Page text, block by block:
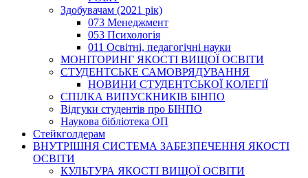
Здобувачам (2021 рік)
073 Менеджмент
053 Психологія
011 Освітні, педагогічні науки
МОНІТОРИНГ ЯКОСТІ ВИЩОЇ ОСВІТИ
СТУДЕНТСЬКЕ САМОВРЯДУВАННЯ
НОВИНИ СТУДЕНТСЬКОЇ КОЛЕГІЇ
СПІЛКА ВИПУСКНИКІВ БІНПО
Відгуки студентів про БІНПО
Наукова бібліотека ОП
Стейкголдерам
ВНУТРІШНЯ СИСТЕМА ЗАБЕЗПЕЧЕННЯ ЯКОСТІ
ОСВІТИ
КУЛЬТУРА ЯКОСТІ ВИЩОЇ ОСВІТИ